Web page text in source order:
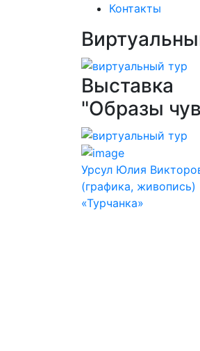
Контакты
Выставка
"Образы
Урсул Юлия
(графика, живопись)
«Турчанка»